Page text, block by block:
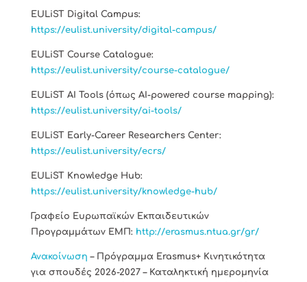
EULiST Digital Campus:
https://eulist.university/digital-campus/
EULiST Course Catalogue:
https://eulist.university/course-catalogue/
EULiST AI Tools (όπως AI-powered course mapping):
https://eulist.university/ai-tools/
EULiST Early-Career Researchers Center:
https://eulist.university/ecrs/
EULiST Knowledge Hub:
https://eulist.university/knowledge-hub/
Γραφείο Ευρωπαϊκών Εκπαιδευτικών
Προγραμμάτων ΕΜΠ: http://erasmus.ntua.gr/gr/
Ανακοίνωση – Πρόγραμμα Erasmus+ Κινητικότητα
για σπουδές 2026-2027 – Καταληκτική ημερομηνία